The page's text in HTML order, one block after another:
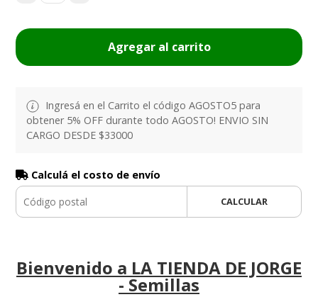
Agregar al carrito
Ingresá en el Carrito el código AGOSTO5 para
obtener 5% OFF durante todo AGOSTO! ENVIO SIN
CARGO DESDE $33000
Calculá el costo de envío
CALCULAR
Bienvenido a LA TIENDA DE JORGE
- Semillas